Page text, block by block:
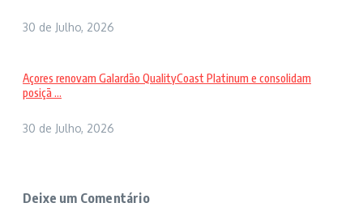
30 de Julho, 2026
Açores renovam Galardão QualityCoast Platinum e consolidam
posiçã ...
30 de Julho, 2026
Deixe um Comentário